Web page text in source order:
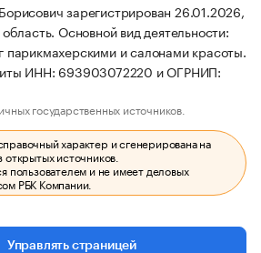
зарегистрирован 26.01.2026,
Основной вид деятельности:
парикмахерскими и салонами красоты.
ИНН: 693903072220 и ОГРНИП:
государственных источников.
характер и сгенерирована на
источников.
пользователем и не имеет деловых
РБК Компании.
Управлять страницей